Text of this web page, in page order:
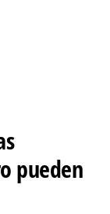
pueden